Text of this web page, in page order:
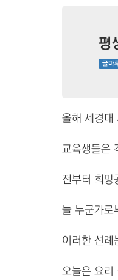
평
글마
올해 세경대
교육생들은
전부터 희망
늘 누군가로
이러한 선례
오늘은 요리